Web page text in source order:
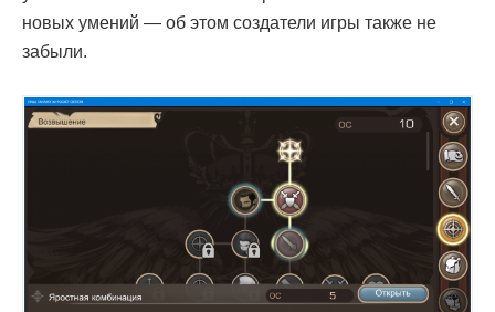
новых умений — об этом создатели игры также не
забыли.